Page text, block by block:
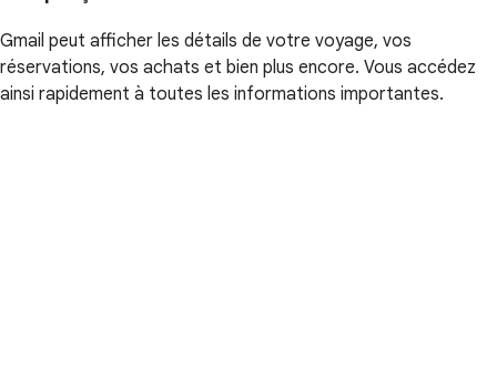
Gmail peut afficher les détails de votre voyage, vos
réservations, vos achats et bien plus encore. Vous accédez
ainsi rapidement à toutes les informations importantes.